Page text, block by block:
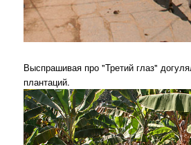
Выспрашивая про "Третий глаз"
плантаций.